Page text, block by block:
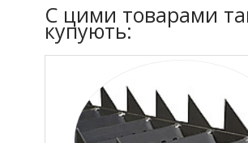
C цими товарами
купують: